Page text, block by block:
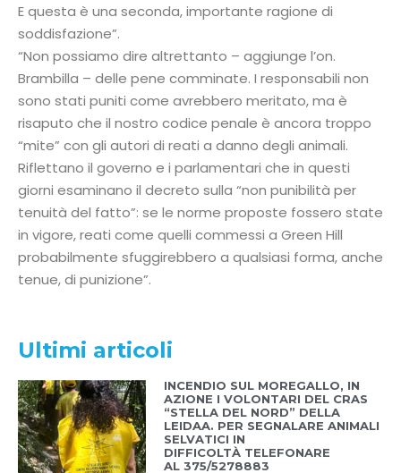
E questa è una seconda, importante ragione di
soddisfazione”.
“Non possiamo dire altrettanto – aggiunge l’on.
Brambilla – delle pene comminate. I responsabili non
sono stati puniti come avrebbero meritato, ma è
risaputo che il nostro codice penale è ancora troppo
“mite” con gli autori di reati a danno degli animali.
Riflettano il governo e i parlamentari che in questi
giorni esaminano il decreto sulla “non punibilità per
tenuità del fatto”: se le norme proposte fossero state
in vigore, reati come quelli commessi a Green Hill
probabilmente sfuggirebbero a qualsiasi forma, anche
tenue, di punizione”.
Ultimi articoli
INCENDIO SUL MOREGALLO, IN
AZIONE I VOLONTARI DEL CRAS
“STELLA DEL NORD” DELLA
LEIDAA. PER SEGNALARE ANIMALI
SELVATICI IN
DIFFICOLTÀ TELEFONARE
AL 375/5278883